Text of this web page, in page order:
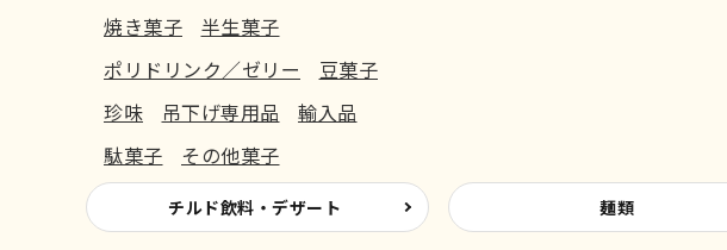
焼き菓子
半生菓子
ポリドリンク／ゼリー
豆菓子
珍味
吊下げ専用品
輸入品
駄菓子
その他菓子
チルド飲料・デザート 麺類